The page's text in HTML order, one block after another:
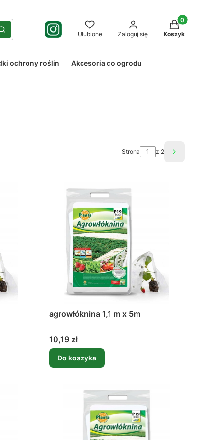
Szukaj Ulubione Zaloguj się
Produkty w
Koszyk
ochrony roślin Akcesoria do ogrodu
Strona z 2 Następne
agrowłóknina 1,1 m x 5m
Cena
10,19 zł
Do koszyka